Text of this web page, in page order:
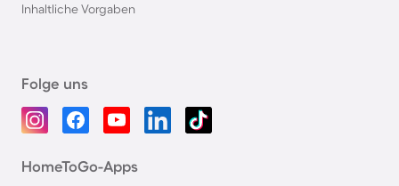
Inhaltliche Vorgaben
Folge uns
HomeToGo-Apps